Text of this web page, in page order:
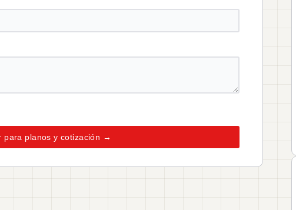
para planos y cotización →